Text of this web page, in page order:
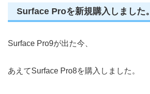
Surface Proを新規購入しました。
Surface Pro9が出た今、
あえてSurface Pro8を購入しました。